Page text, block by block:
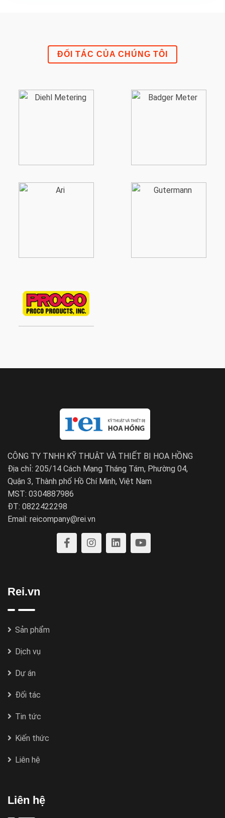
ĐỐI TÁC CỦA CHÚNG TÔI
CÔNG TY TNHH KỸ THUẬT VÀ THIẾT BỊ HOA HỒNG
Địa chỉ: 205/14 Cách Mạng Tháng Tám, Phường 04,
Quận 3, Thành phố Hồ Chí Minh, Việt Nam
MST: 0304887986
ĐT: 0822422298
Email: reicompany@rei.vn
Rei.vn
Sản phẩm
Dịch vụ
Dự án
Đối tác
Tin tức
Kiến thức
Liên hệ
Liên hệ